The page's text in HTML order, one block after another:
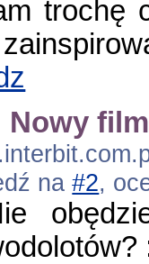
Nowy
na#2,